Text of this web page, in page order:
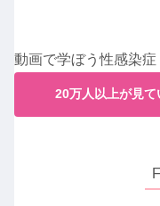
動画で学ぼう性感染症
20万人以上が見